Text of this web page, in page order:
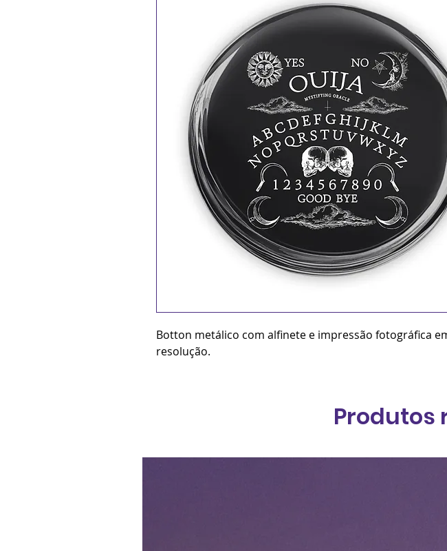
Botton metálico com alfinete e impressão fotográfica
resolução.
Produtos